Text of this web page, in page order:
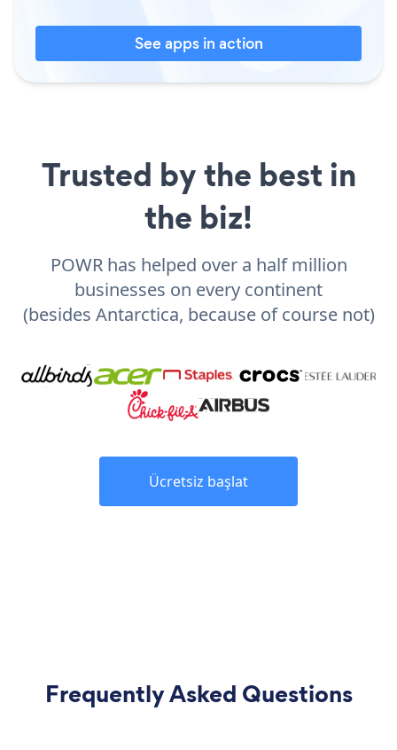
See apps in action
Trusted by the best in
the biz!
POWR has helped over a half million
businesses on every continent
(besides Antarctica, because of course not)
Ücretsiz başlat
Frequently Asked Questions